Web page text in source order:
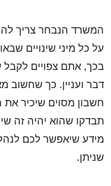
המשרד הנבחר צריך
על כל מיני שינויים
בכך, אתם צפויים לקבל
דבר ועניין. כך שחשוב
חשבון מסוים שיכיר
תבדקו שהוא יהיה זה
מידע שיאפשר לכם
שניתן.